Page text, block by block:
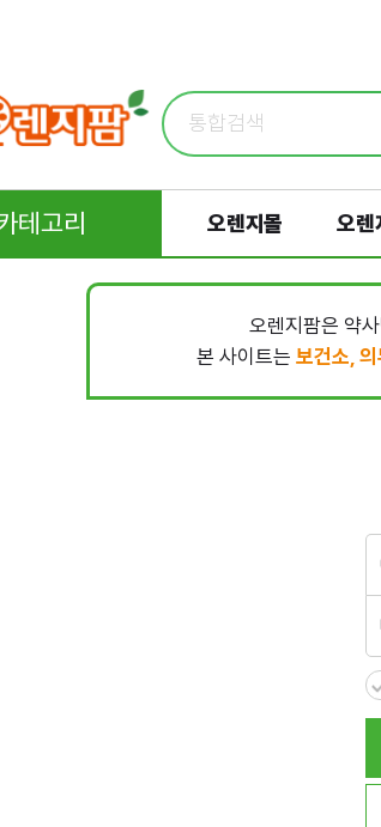
테고리 오렌지몰 오렌
오렌지팜은 약
본 사이트는 보건소,